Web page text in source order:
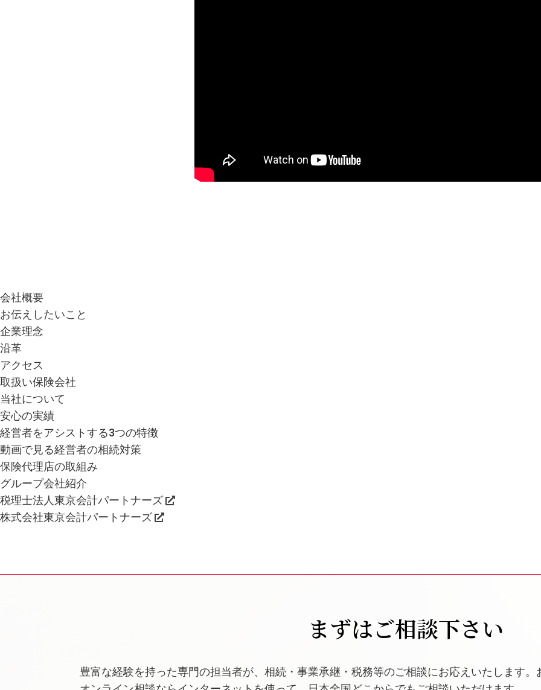
会社概要
お伝えしたいこと
企業理念
沿革
アクセス
取扱い保険会社
当社について
安心の実績
経営者をアシストする3つの特徴
動画で見る経営者の相続対策
保険代理店の取組み
グループ会社紹介
税理士法人東京会計パートナーズ
株式会社東京会計パートナーズ
まずはご相談下さい
豊富な経験を持った専門の担当者が、相続・事業承継・税務等のご相談にお応えいたします。